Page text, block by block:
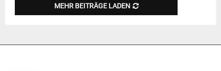
MEHR BEITRÄGE LADEN